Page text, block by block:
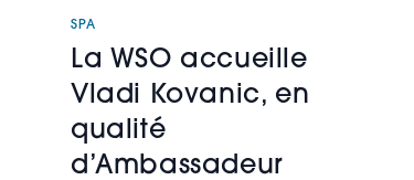
SPA
La WSO accueille
Vladi Kovanic, en
qualité
d’Ambassadeur